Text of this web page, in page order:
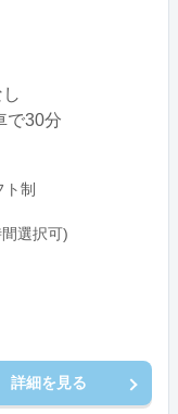
で30分
制
選択可)
詳細を見る